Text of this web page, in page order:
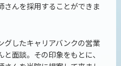
さんを採用することができま
グしたキャリアバンクの営業
面談。その印象をもとに、